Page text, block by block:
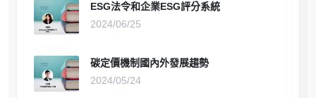
ESG法令和企業ESG評分系統
2024/06/25
碳定價機制國內外發展趨勢
2024/05/24